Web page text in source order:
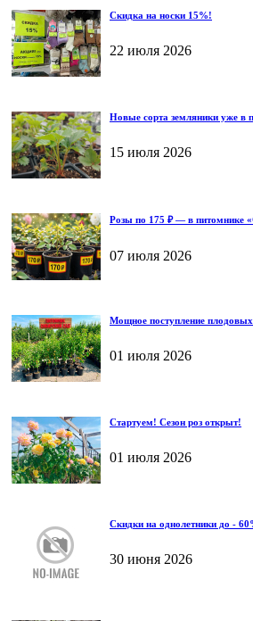
Скидка на носки 15%!
22 июля 2026
Новые сорта земляники уже в
15 июля 2026
Розы по 175 ₽ — в питомнике
07 июля 2026
Мощное поступление плодовых
01 июля 2026
Стартуем! Сезон роз открыт!
01 июля 2026
Скидки на однолетники до -
30 июня 2026